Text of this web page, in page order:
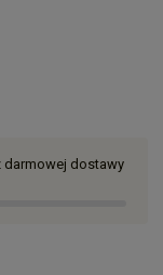
darmowej dostawy